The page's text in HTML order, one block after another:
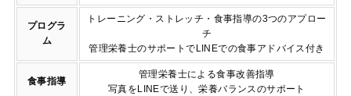
プログラ
ム
トレーニング・ストレッチ・食事指導の3つのアプロー
チ
管理栄養士のサポートでLINEでの食事アドバイス付き
食事指導
管理栄養士による食事改善指導
写真をLINEで送り、栄養バランスのサポート